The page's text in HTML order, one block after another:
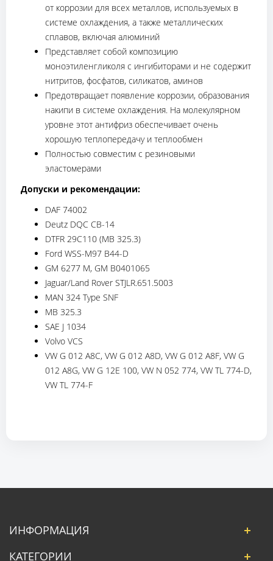
от коррозии для всех металлов, используемых в
системе охлаждения, а также металлических
сплавов, включая алюминий
Представляет собой композицию
моноэтиленгликоля с ингибиторами и не содержит
нитритов, фосфатов, силикатов, аминов
Предотвращает появление коррозии, образования
накипи в системе охлаждения. На молекулярном
уровне этот антифриз обеспечивает очень
хорошую теплопередачу и теплообмен
Полностью совместим с резиновыми
эластомерами
Допуски и рекомендации:
DAF 74002
Deutz DQC CB-14
DTFR 29C110 (MB 325.3)
Ford WSS-M97 B44-D
GM 6277 M, GM B0401065
Jaguar/Land Rover STJLR.651.5003
MAN 324 Type SNF
MB 325.3
SAE J 1034
Volvo VCS
VW G 012 A8C, VW G 012 A8D, VW G 012 A8F, VW G
012 A8G, VW G 12E 100, VW N 052 774, VW TL 774-D,
VW TL 774-F
ИНФОРМАЦИЯ
КАТЕГОРИИ